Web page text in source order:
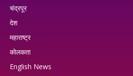
चंद्रपूर
देश
महाराष्ट्र
कोलकता
English News